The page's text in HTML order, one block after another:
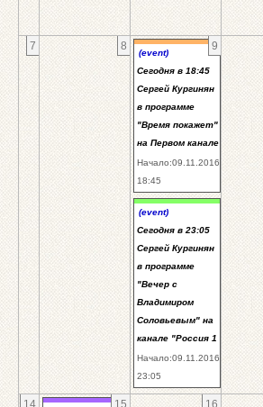
7 8 9
(event)
Сегодня в 18:45
Сергей Кургинян
в программе
"Время покажет"
на Первом канале
Начало:09.11.2016
18:45
(event)
Сегодня в 23:05
Сергей Кургинян
в программе
"Вечер с
Владимиром
Соловьевым" на
канале "Россия 1
Начало:09.11.2016
23:05
14 15 16